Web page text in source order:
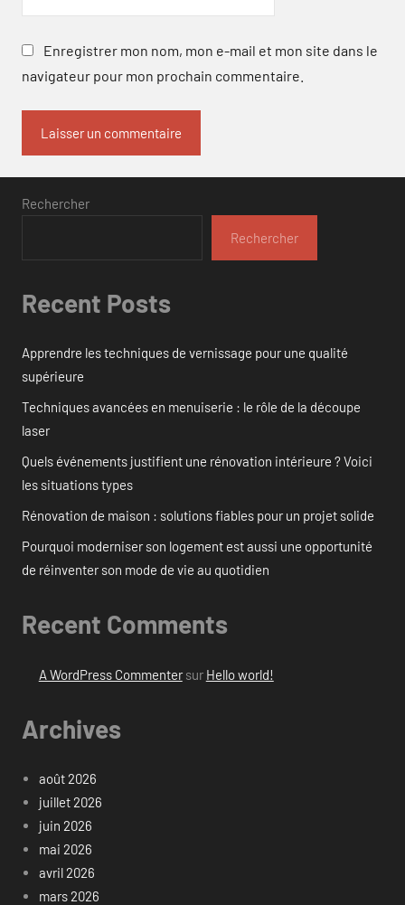
Enregistrer mon nom, mon e-mail et mon site dans le
navigateur pour mon prochain commentaire.
Rechercher
Rechercher
Recent Posts
Apprendre les techniques de vernissage pour une qualité
supérieure
Techniques avancées en menuiserie : le rôle de la découpe
laser
Quels événements justifient une rénovation intérieure ? Voici
les situations types
Rénovation de maison : solutions fiables pour un projet solide
Pourquoi moderniser son logement est aussi une opportunité
de réinventer son mode de vie au quotidien
Recent Comments
A WordPress Commentersur Hello world!
Archives
août 2026
juillet 2026
juin 2026
mai 2026
avril 2026
mars 2026